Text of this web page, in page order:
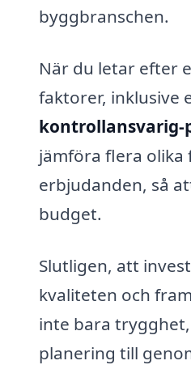
byggbranschen.
När du letar efter
faktorer, inklusive
kontrollansvarig-
jämföra flera olika
erbjudanden, så
budget.
Slutligen, att
kvaliteten och
inte bara
planering till